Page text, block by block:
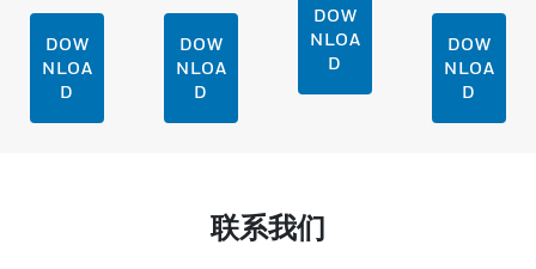
DOW
NLOA
D
DOW
NLOA
D
DOW
NLOA
D
DOW
NLOA
D
联系我们